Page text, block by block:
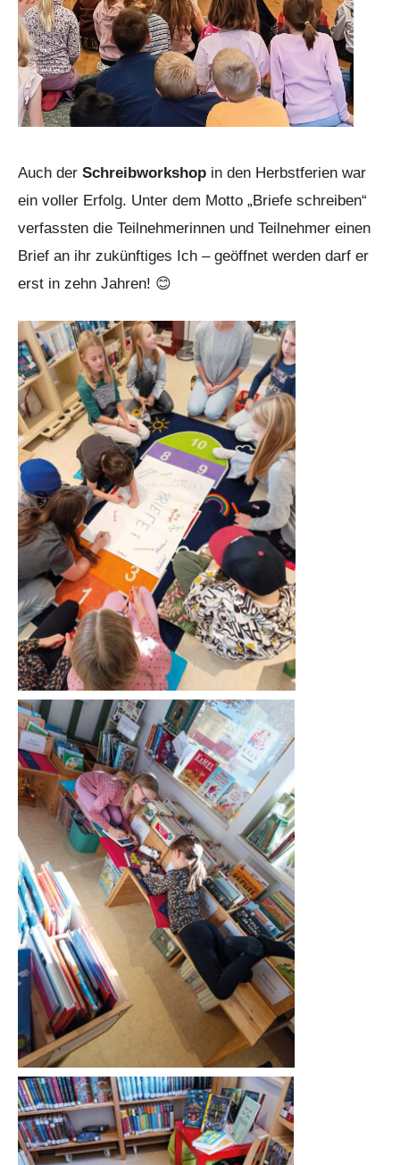
Auch der Schreibworkshop in den Herbstferien war
ein voller Erfolg. Unter dem Motto „Briefe schreiben“
verfassten die Teilnehmerinnen und Teilnehmer einen
Brief an ihr zukünftiges Ich – geöffnet werden darf er
erst in zehn Jahren! 😊